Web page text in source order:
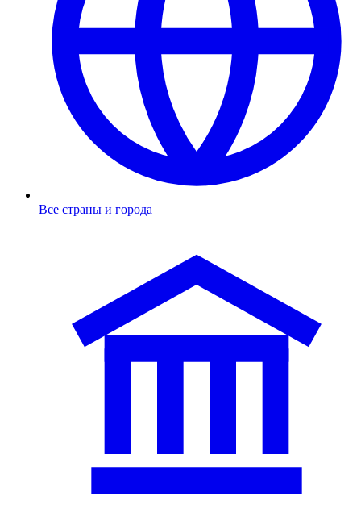
Все страны и города